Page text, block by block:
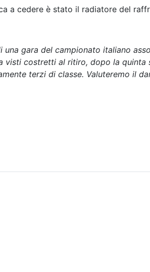
a cedere è stato il radiatore del
gara del campionato italiano
costretti al ritiro, dopo la quinta
terzi di classe. Valuteremo il